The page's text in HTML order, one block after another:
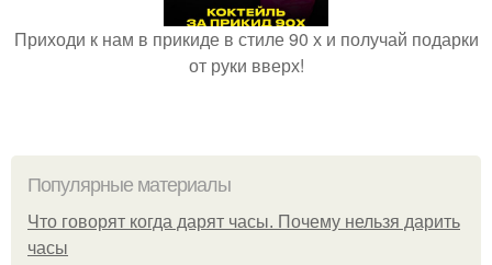
Приходи к нам в прикиде в стиле 90 х и получай подарки
от руки вверх!
Популярные материалы
Что говорят когда дарят часы. Почему нельзя дарить
часы